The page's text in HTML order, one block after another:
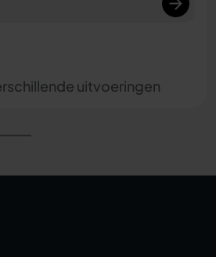
de kijkglasplaten tegen